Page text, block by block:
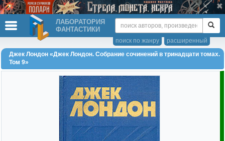
ЛАБОРАТОРИЯ
ФАНТАСТИКИ
расширенный
поиск по жанру
Джек Лондон «Джек Лондон. Собрание сочинений в тринадцати томах.
Том 9»